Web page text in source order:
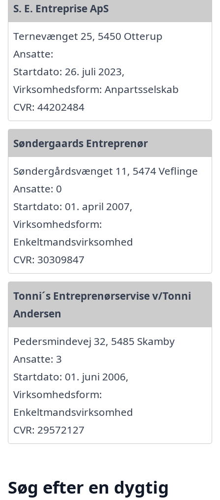
S. E. Entreprise ApS
Ternevænget 25, 5450 Otterup
Ansatte:
Startdato: 26. juli 2023,
Virksomhedsform: Anpartsselskab
CVR: 44202484
Søndergaards Entreprenør
Søndergårdsvænget 11, 5474 Veflinge
Ansatte: 0
Startdato: 01. april 2007,
Virksomhedsform:
Enkeltmandsvirksomhed
CVR: 30309847
Tonni´s Entreprenørservise v/Tonni
Andersen
Pedersmindevej 32, 5485 Skamby
Ansatte: 3
Startdato: 01. juni 2006,
Virksomhedsform:
Enkeltmandsvirksomhed
CVR: 29572127
Søg efter en dygtig